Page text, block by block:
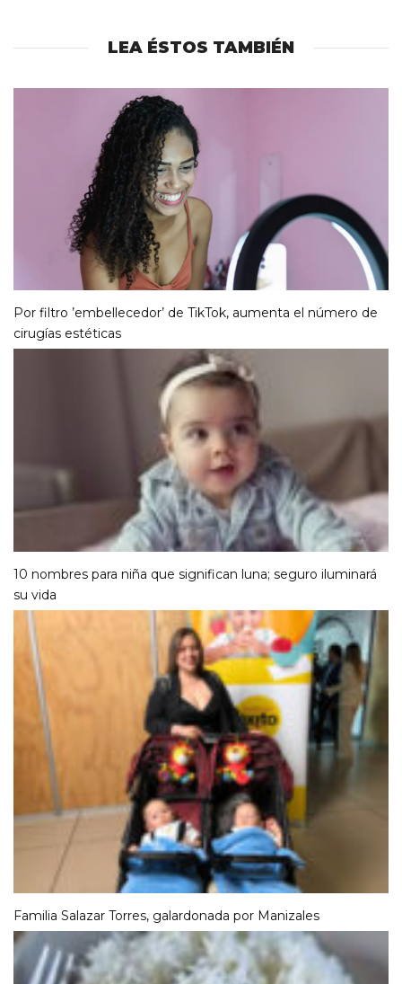
LEA ÉSTOS TAMBIÉN
Por filtro ’embellecedor’ de TikTok, aumenta el número de
cirugías estéticas
10 nombres para niña que significan luna; seguro iluminará
su vida
Familia Salazar Torres, galardonada por Manizales